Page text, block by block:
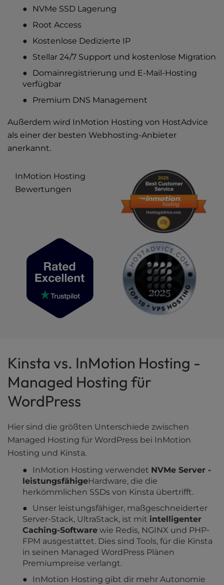
NVMe SSD Lagerung
Root Access
Kostenlose Dedizierte IP
Stellar 24/7 Support und kostenlose Migration
Domainregistrierung und E-Mail-Hosting
verfügbar
Premium DNS Management
Außerdem wird InMotion Hosting von HostAdvice
als einer der besten Webhosting-Anbieter
anerkannt.
InMotion Hosting
Bewertungen
Kinsta vs. InMotion Hosting -
Managed Hosting für
WordPress
Hier sind die größten Unterschiede zwischen
Managed Hosting für WordPress bei InMotion
Hosting und Kinsta.
InMotion Hosting verwendet NVMe Server -
leistungsfähigeHardware, die die
herkömmlichen SSDs von Kinsta übertrifft.
Unser leistungsfähiger, maßgeschneiderter
Server-Stack, UltraStack, ist mit intelligenter
Caching-Software wie Redis, NGINX und PHP-
FPM ausgestattet. Dies sind Tools, für die Kinsta
in seinen Managed WordPress Plänen
Premiumpreise verlangt.
InMotion Hosting gibt dir mehr Autonomie